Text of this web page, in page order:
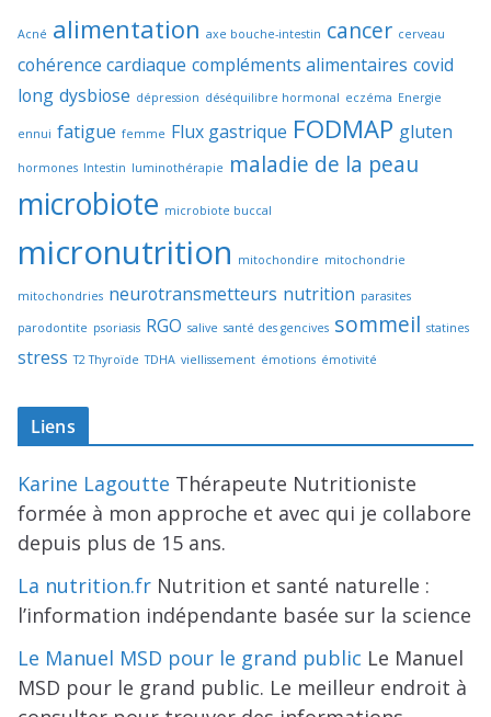
Acné alimentation axe bouche-intestin cancer cerveau
cohérence cardiaque compléments alimentaires covid
long dysbiose dépression déséquilibre hormonal eczéma Energie
ennui fatigue femme Flux gastrique FODMAP gluten
hormones Intestin luminothérapie maladie de la peau
microbiote microbiote buccal
micronutrition mitochondire mitochondrie
mitochondries neurotransmetteurs nutrition parasites
parodontite psoriasis RGO salive santé des gencives sommeil statines
stress T2 Thyroïde TDHA viellissement émotions émotivité
Liens
Karine Lagoutte Thérapeute Nutritioniste
formée à mon approche et avec qui je collabore
depuis plus de 15 ans.
La nutrition.fr Nutrition et santé naturelle :
l’information indépendante basée sur la science
Le Manuel MSD pour le grand public Le Manuel
MSD pour le grand public. Le meilleur endroit à